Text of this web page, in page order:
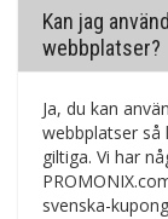
Kan jag
webbplatser?
Ja, du kan
webbplatser så
giltiga. Vi har
svenska-